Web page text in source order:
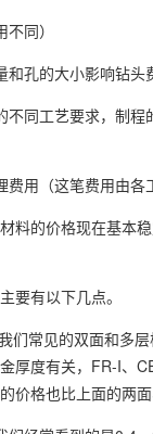
同）
孔的大小影响钻头
不同工艺要求，制程
用（这笔费用由各
料的价格现在基本
要有以下几点。
们常见的双面和多
厚度有关，FR-I、
价格也比上面的两面